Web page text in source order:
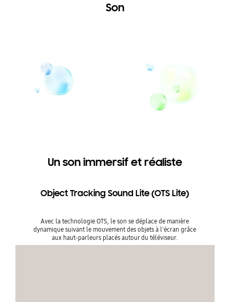
Son
Un son immersif et réaliste
Object Tracking Sound Lite (OTS Lite)
Avec la technologie OTS, le son se déplace de manière
dynamique suivant le mouvement des objets à l'écran grâce
aux haut-parleurs placés autour du téléviseur.